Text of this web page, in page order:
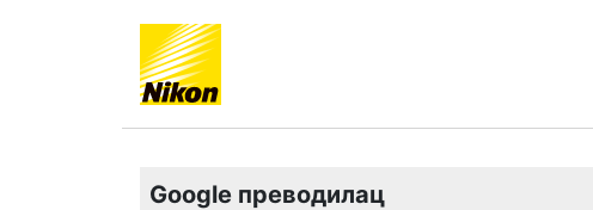
Google преводилац